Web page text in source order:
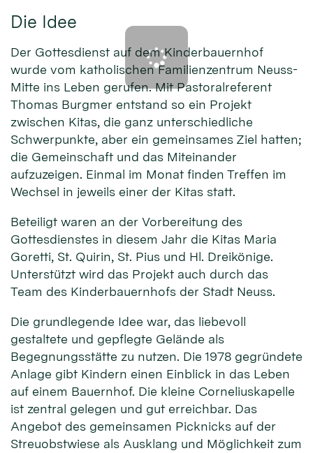
Die Idee
Der Gottesdienst auf dem Kinderbauernhof
wurde vom katholischen Familienzentrum Neuss-
Mitte ins Leben gerufen. Mit Pastoralreferent
Thomas Burgmer entstand so ein Projekt
zwischen Kitas, die ganz unterschiedliche
Schwerpunkte, aber ein gemeinsames Ziel hatten;
die Gemeinschaft und das Miteinander
aufzuzeigen. Einmal im Monat finden Treffen im
Wechsel in jeweils einer der Kitas statt.
Beteiligt waren an der Vorbereitung des
Gottesdienstes in diesem Jahr die Kitas Maria
Goretti, St. Quirin, St. Pius und Hl. Dreikönige.
Unterstützt wird das Projekt auch durch das
Team des Kinderbauernhofs der Stadt Neuss.
Die grundlegende Idee war, das liebevoll
gestaltete und gepflegte Gelände als
Begegnungsstätte zu nutzen. Die 1978 gegründete
Anlage gibt Kindern einen Einblick in das Leben
auf einem Bauernhof. Die kleine Corneliuskapelle
ist zentral gelegen und gut erreichbar. Das
Angebot des gemeinsamen Picknicks auf der
Streuobstwiese als Ausklang und Möglichkeit zum